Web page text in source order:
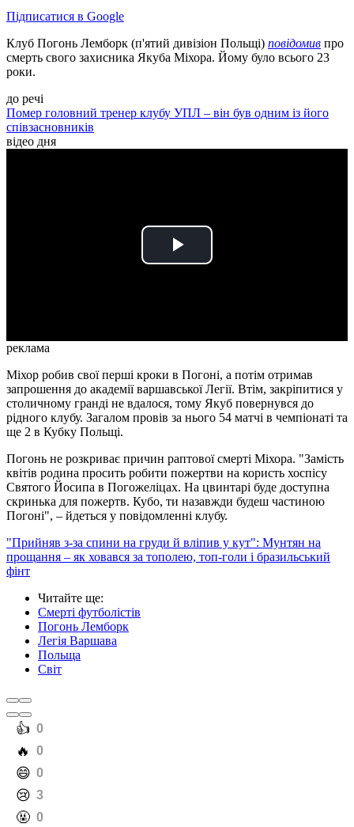
Підписатися в Google
Клуб Погонь Лемборк (п'ятий дивізіон Польщі) повідомив про
смерть свого захисника Якуба Міхора. Йому було всього 23
роки.
до речі
Помер головний тренер клубу УПЛ – він був одним із його
співзасновників
відео дня
Play
реклама
Міхор робив свої перші кроки в Погоні, а потім отримав
запрошення до академії варшавської Легії. Втім, закріпитися у
столичному гранді не вдалося, тому Якуб повернувся до
рідного клубу. Загалом провів за нього 54 матчі в чемпіонаті та
ще 2 в Кубку Польщі.
Погонь не розкриває причин раптової смерті Міхора. "Замість
квітів родина просить робити пожертви на користь хоспісу
Святого Йосипа в Погожеліцах. На цвинтарі буде доступна
скринька для пожертв. Кубо, ти назавжди будеш частиною
Погоні", – йдеться у повідомленні клубу.
"Прийняв з-за спини на груди й вліпив у кут": Мунтян на
прощання – як ховався за тополею, топ-голи і бразильський
фінт
Читайте ще:
Смерті футболістів
Погонь Лемборк
Легія Варшава
Польща
Світ
️👍 0
️🔥 0
️😄 0
️😢 3
️🤬 0